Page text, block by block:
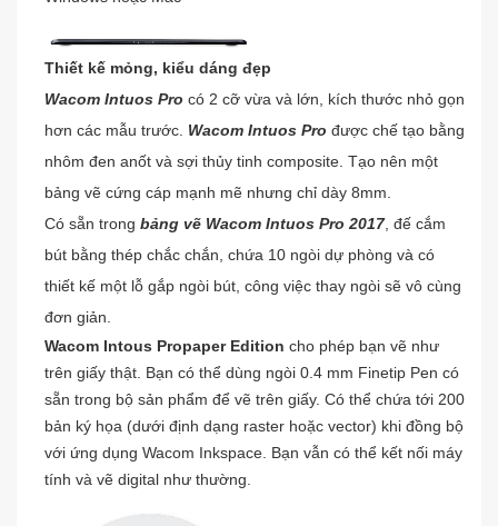
Thiết kế mỏng, kiểu dáng đẹp
Wacom Intuos Pro có 2 cỡ vừa và lớn, kích thước nhỏ gọn
hơn các mẫu trước. Wacom Intuos Pro được chế tạo bằng
nhôm đen anốt và sợi thủy tinh composite. Tạo nên một
bảng vẽ cứng cáp mạnh mẽ nhưng chỉ dày 8mm.
Có sẵn trong bảng vẽ Wacom Intuos Pro 2017, đế cắm
bút bằng thép chắc chắn, chứa 10 ngòi dự phòng và có
thiết kế một lỗ gắp ngòi bút, công việc thay ngòi sẽ vô cùng
đơn giản.
Wacom Intous Propaper Edition cho phép bạn vẽ như
trên giấy thật. Bạn có thể dùng ngòi 0.4 mm Finetip Pen có
sẵn trong bộ sản phẩm để vẽ trên giấy. Có thể chứa tới 200
bản ký họa (dưới định dạng raster hoặc vector) khi đồng bộ
với ứng dụng Wacom Inkspace. Bạn vẫn có thể kết nối máy
tính và vẽ digital như thường.